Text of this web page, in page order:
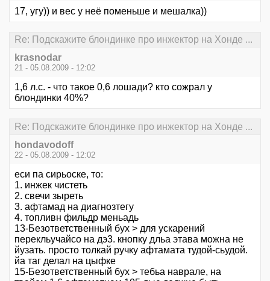
17, угу)) и вес у неё поменьше и мешалка))
Re: Подскажите блондинке про инжектор на Хонде ...
krasnodar
21 - 05.08.2009 - 12:02
1,6 л.с. - что такое 0,6 лошади? кто сожрал у
блондинки 40%?
Re: Подскажите блондинке про инжектор на Хонде ...
hondavodoff
22 - 05.08.2009 - 12:02
еси па сирьоске, то:
1. инжек чистеть
2. свечи зыреть
3. афтамад на диагнозтегу
4. топливн фильдр меньадь
13-Безответственный бух > для ускарений
перекльучайсо на дэ3. кнопку дльа этава можна не
йузать. просто толкай ручку афтамата тудой-сьудой.
йа таг делал на цыфке
15-Безответственный бух > тебьа наврале, на